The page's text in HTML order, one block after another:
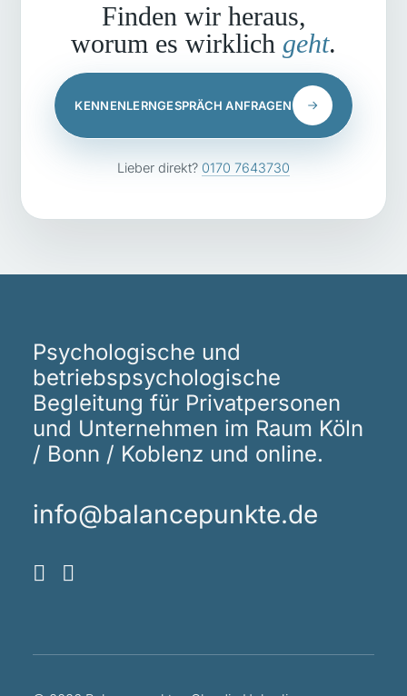
Finden wir heraus,
worum es wirklich geht.
KENNENLERNGESPRÄCH ANFRAGEN
Lieber direkt? 0170 7643730
Psychologische und
betriebspsychologische
Begleitung für Privatpersonen
und Unternehmen im Raum Köln
/ Bonn / Koblenz und online.
info@balancepunkte.de